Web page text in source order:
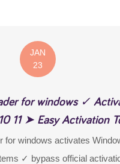
JAN
23
for windows ✓
11 ➤ Easy Activation
for windows activates
✓ bypass official